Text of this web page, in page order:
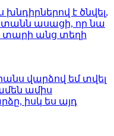
է ծնվել,
տանն ասացի, որ նա
տարի անց տեղի
վարձով եմ տվել
ամիս
իսկ ես այդ